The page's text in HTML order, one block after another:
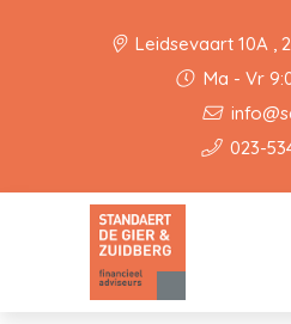
Leidsevaart 10A ,
Ma - Vr
023-